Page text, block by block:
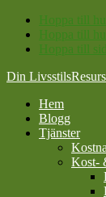
Hoppa till
Hoppa till
Hoppa till
Din LivsstilsResurs
Hem
Blogg
Tjänster
Kost-